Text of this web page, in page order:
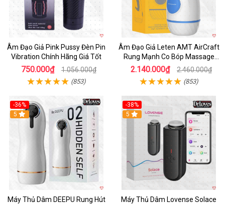
Âm Đạo Giả Pink Pussy Đèn Pin
Vibration Chính Hãng Giá Tốt
750.000₫ 1.056.000₫
(853)
Âm Đạo Giả Leten AMT AirCraft
Rung Mạnh Co Bóp Massage
Êm Ái
2.140.000₫ 2.460.000₫
(853)
-36%
Hot
5
Máy Thủ Dâm DEEPU Rung Hút
-38%
Hot
5
Máy Thủ Dâm Lovense Solace